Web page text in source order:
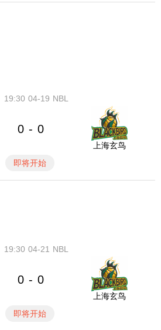
04-19
19:30 NBL
0 - 0
上海玄鸟
即将开始
04-21
19:30 NBL
0 - 0
上海玄鸟
即将开始